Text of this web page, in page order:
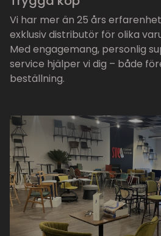
Vi har mer än 25 års
exklusiv distributör för olika
Med engagemang, personlig
service hjälper vi dig – både
beställning.